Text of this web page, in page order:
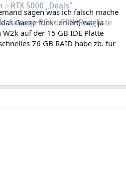
RTX 5000 „Deals“
Gaming-PCs
GPU-Rangliste
sagen was ich falsch mache
Ganze funktioniert, wär ja
auf der 15 GB IDE Platte
76 GB RAID habe zb. für